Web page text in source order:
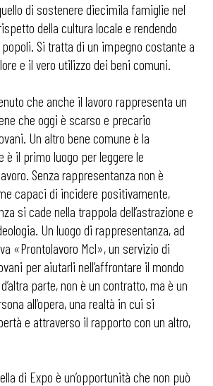
di sostenere diecimila famiglie nel
della cultura locale e rendendo
Si tratta di un impegno costante a
e il vero utilizzo dei beni comuni.
che anche il lavoro rappresenta un
che oggi è scarso e precario
Un altro bene comune è la
è il primo luogo per leggere le
Senza rappresentanza non è
capaci di incidere positivamente,
si cade nella trappola dell’astrazione e
Un luogo di rappresentanza, ad
«Prontolavoro Mcl», un servizio di
per aiutarli nell’affrontare il mondo
parte, non è un contratto, ma è un
all’opera, una realtà in cui si
e attraverso il rapporto con un altro,
di Expo è un’opportunità che non può